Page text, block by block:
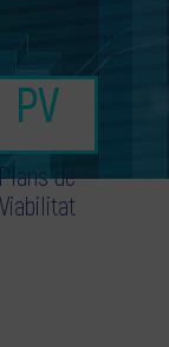
de
Viabilitat